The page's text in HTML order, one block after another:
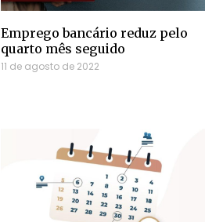
Emprego bancário reduz pelo
quarto mês seguido
11 de agosto de 2022